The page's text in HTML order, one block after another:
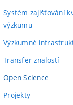
Systém zajišťování
výzkumu
Výzkumné
Transfer znalostí
Open Science
Projekty